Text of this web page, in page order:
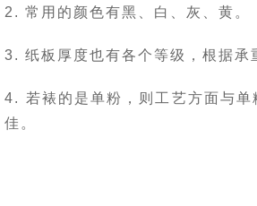
2. 常用的颜色有黑、白、灰、黄。
3. 纸板厚度也有各个等级，根据承
4. 若裱的是单粉，则工艺方面与
佳。